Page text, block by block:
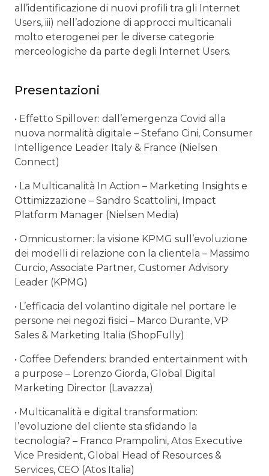
all’identificazione di nuovi profili tra gli Internet
Users, iii) nell’adozione di approcci multicanali
molto eterogenei per le diverse categorie
merceologiche da parte degli Internet Users.
Presentazioni
• Effetto Spillover: dall’emergenza Covid alla
nuova normalità digitale – Stefano Cini, Consumer
Intelligence Leader Italy & France (Nielsen
Connect)
• La Multicanalità In Action – Marketing Insights e
Ottimizzazione – Sandro Scattolini, Impact
Platform Manager (Nielsen Media)
• Omnicustomer: la visione KPMG sull’evoluzione
dei modelli di relazione con la clientela – Massimo
Curcio, Associate Partner, Customer Advisory
Leader (KPMG)
• L’efficacia del volantino digitale nel portare le
persone nei negozi fisici – Marco Durante, VP
Sales & Marketing Italia (ShopFully)
• Coffee Defenders: branded entertainment with
a purpose – Lorenzo Giorda, Global Digital
Marketing Director (Lavazza)
• Multicanalità e digital transformation:
l’evoluzione del cliente sta sfidando la
tecnologia? – Franco Prampolini, Atos Executive
Vice President, Global Head of Resources &
Services, CEO (Atos Italia)